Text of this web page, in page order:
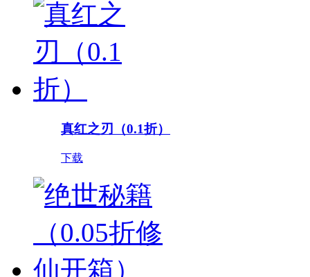
真红之刃（0.1折）
下载